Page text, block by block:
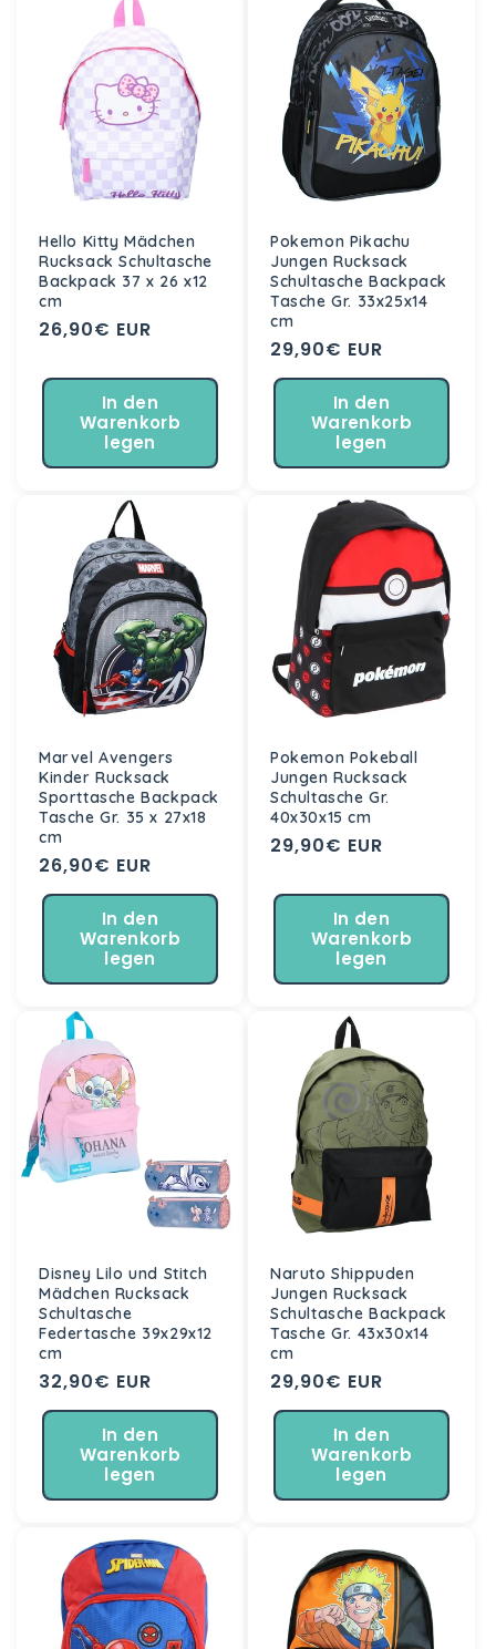
Hello Kitty Mädchen
Rucksack Schultasche
Backpack 37 x 26 x12
cm
Normaler
26,90€ EUR
In den
Warenkorb
legen
Pokemon Pikachu
Jungen Rucksack
Schultasche Backpack
Tasche Gr. 33x25x14
cm
Normaler
Preis
29,90€ EUR
In den
Warenkorb
legen
Marvel Avengers
Kinder Rucksack
Sporttasche Backpack
Tasche Gr. 35 x 27x18
cm
Normaler
Preis
26,90€ EUR
In den
Warenkorb
legen
Pokemon Pokeball
Jungen Rucksack
Schultasche Gr.
40x30x15 cm
Normaler
29,90€ EUR
In den
Warenkorb
legen
Disney Lilo und Stitch
Mädchen Rucksack
Schultasche
Federtasche 39x29x12
cm
Normaler
Preis
32,90€ EUR
In den
Warenkorb
legen
Naruto Shippuden
Jungen Rucksack
Schultasche Backpack
Tasche Gr. 43x30x14
cm
Normaler
Preis
29,90€ EUR
In den
Warenkorb
legen